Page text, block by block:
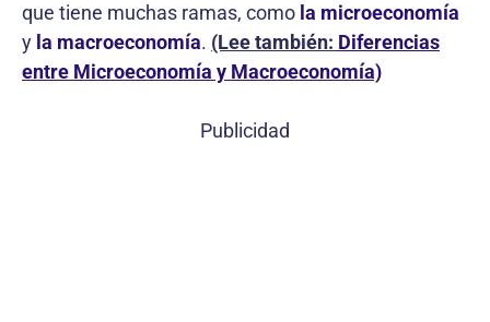
que tiene muchas ramas, como la microeconomía
y la macroeconomía. (Lee también: Diferencias
entre Microeconomía y Macroeconomía)
Publicidad